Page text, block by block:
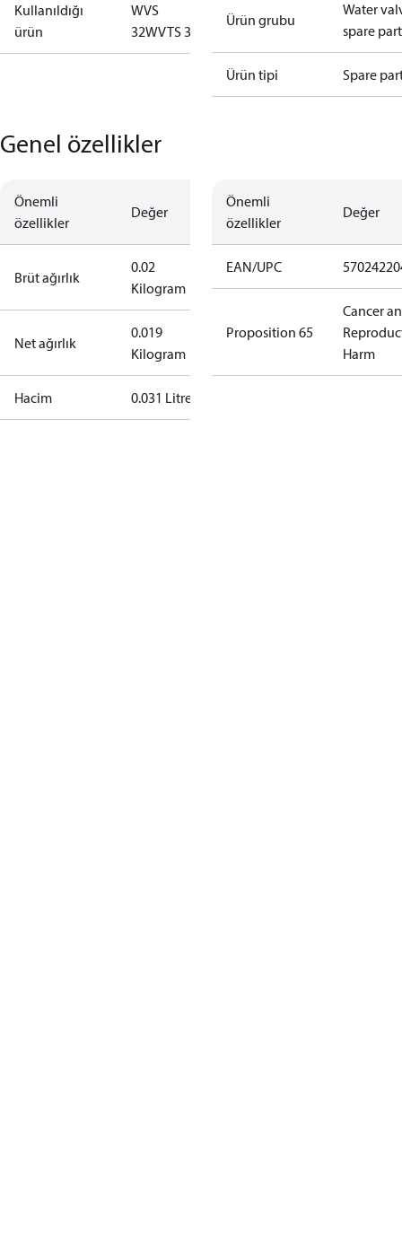
Kullanıldığı
ürün
WVS
32WVTS 32
Ürün grubu
Water
spare
Ürün tipi Spare
Genel özellikler
Önemli
özellikler
Değer
Brüt ağırlık
0.02
Kilogram
Net ağırlık
0.019
Kilogram
Hacim 0.031 Litre
Önemli
özellikler
Değer
EAN/UPC
Proposition 65
Cancer
Harm